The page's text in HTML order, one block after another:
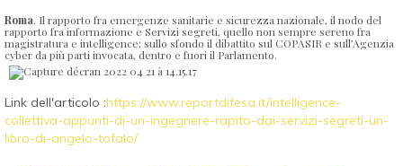
Roma. Il rapporto fra emergenze sanitarie e sicurezza nazionale, il nodo del
rapporto fra informazione e Servizi segreti, quello non sempre sereno fra
magistratura e intelligence; sullo sfondo il dibattito sul COPASIR e sull’Agenzia
cyber da più parti invocata, dentro e fuori il Parlamento.
Link dell'articolo :https://www.reportdifesa.it/intelligence-
collettiva-appunti-di-un-ingegnere-rapito-dai-servizi-segreti-un-
libro-di-angelo-tofalo/